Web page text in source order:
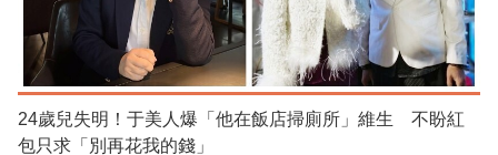
24歲兒失明！于美人爆「他在飯店掃廁所」維生 不盼紅
包只求「別再花我的錢」